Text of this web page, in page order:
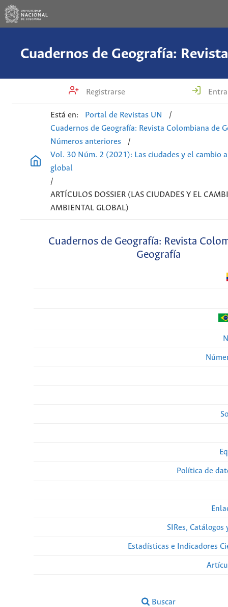
Registrarse
Está en: Portal de Revistas UN
/
Cuadernos de Geografía: Revista Colombiana de
Números anteriores
/
Vol. 30 Núm. 2 (2021): Las ciudades y el cambio
global
/
ARTÍCULOS DOSSIER (LAS CIUDADES Y EL
AMBIENTAL GLOBAL)
Cuadernos de Geografía: Revista
Geografía
Política de
SIRes, Catálogos
Estadísticas e Indicadores
Buscar